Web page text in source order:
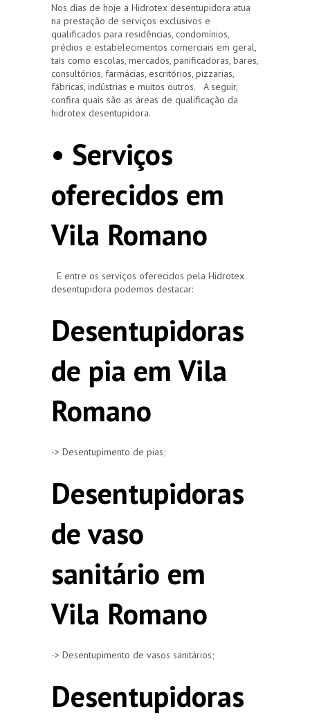
Nos dias de hoje a Hidrotex desentupidora atua
na prestação de serviços exclusivos e
qualificados para residências, condomínios,
prédios e estabelecimentos comerciais em geral,
tais como escolas, mercados, panificadoras, bares,
consultórios, farmácias, escritórios, pizzarias,
fábricas, indústrias e muitos outros. A seguir,
confira quais são as áreas de qualificação da
hidrotex desentupidora.
• Serviços
oferecidos em
Vila Romano
E entre os serviços oferecidos pela Hidrotex
desentupidora podemos destacar:
Desentupidoras
de pia em Vila
Romano
-> Desentupimento de pias;
Desentupidoras
de vaso
sanitário em
Vila Romano
-> Desentupimento de vasos sanitários;
Desentupidoras